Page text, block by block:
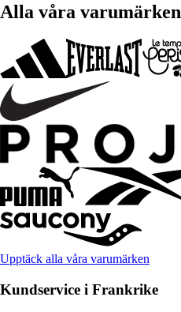
Alla våra varumärken
Upptäck alla våra varumärken
Kundservice i Frankrike